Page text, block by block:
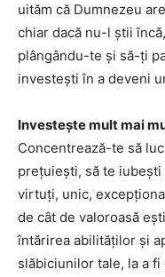
uităm că Dumnezeu
chiar dacă nu-l știi
plângându-te și să-ți
investești în a deveni
Investește mult mai
Concentrează-te să
prețuiești, să te
virtuți, unic,
de cât de valoroasă
întărirea abilităților și
slăbiciunilor tale, la a